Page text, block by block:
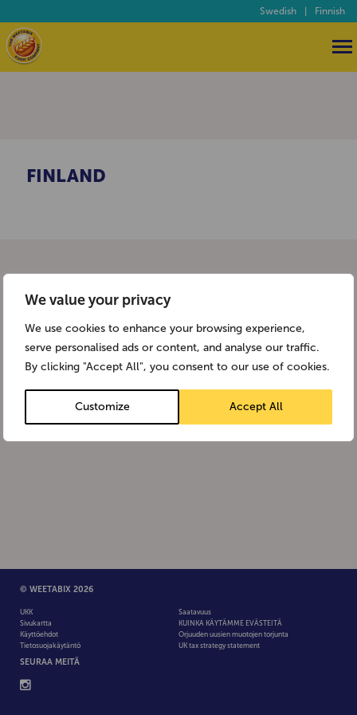
We value your privacy
We use cookies to enhance your browsing experience,
serve personalised ads or content, and analyse our traffic.
By clicking "Accept All", you consent to our use of cookies.
Customize Accept All
Swedish Finnish
FINLAND
© WEETABIX 2026
UKK
Sivukartta
Käyttöehdot
Tietosuojakäytäntö
Saatavuus
KUINKA KÄYTÄMME EVÄSTEITÄ
Orjuuden uusien muotojen torjunta
UK tax strategy statement
SEURAA MEITÄ